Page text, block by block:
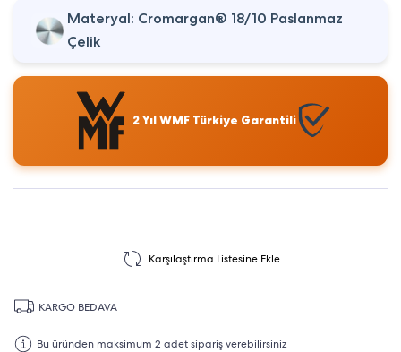
Materyal: Cromargan® 18/10 Paslanmaz
Çelik
2 Yıl WMF Türkiye Garantili
Karşılaştırma Listesine Ekle
KARGO BEDAVA
Bu üründen maksimum 2 adet sipariş verebilirsiniz